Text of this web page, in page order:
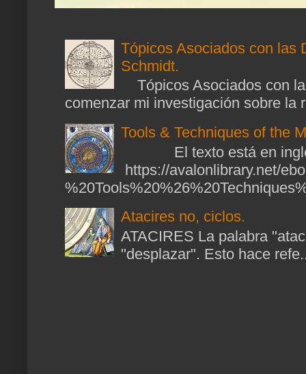
Tópicos Asociados con las
Schmidt.
Tópicos Asociados con
comenzar mi investigación sobre la
Tools & Techniques of the
El texto está en
https://avalonlibrary.net/
Atacires no, ciclos.
ATACIRES La palabra
"desplazar". Esto hace